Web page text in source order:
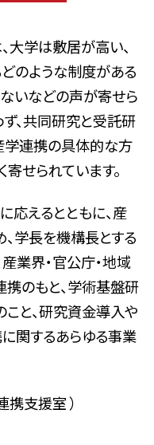
大学は敷居が高い、
のような制度がある
いなどの声が寄せら
、共同研究と受託研
学連携の具体的な方
せられています。
応えるとともに、産
学長を機構長とする
業界・官公庁・地域
のもと、学術基盤研
と、研究資金導入や
関するあらゆる事業
携支援室 ）